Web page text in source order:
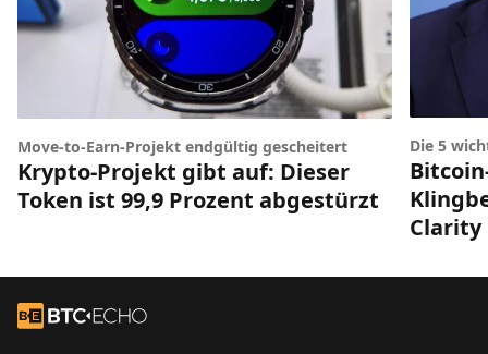
Move-to-Earn-Projekt endgültig gescheitert
Krypto-Projekt gibt auf: Dieser
Token ist 99,9 Prozent abgestürzt
Die 5
Clarity
Zur Startseite